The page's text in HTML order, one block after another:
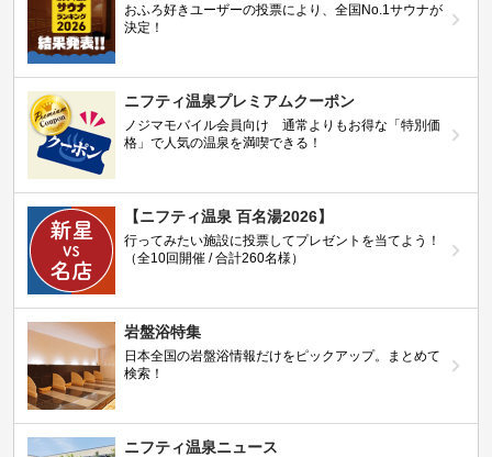
おふろ好きユーザーの投票により、全国No.1サウナが
決定！
ニフティ温泉プレミアムクーポン
ノジマモバイル会員向け 通常よりもお得な「特別価
格」で人気の温泉を満喫できる！
【ニフティ温泉 百名湯2026】
行ってみたい施設に投票してプレゼントを当てよう！
（全10回開催 / 合計260名様）
岩盤浴特集
日本全国の岩盤浴情報だけをピックアップ。まとめて
検索！
ニフティ温泉ニュース